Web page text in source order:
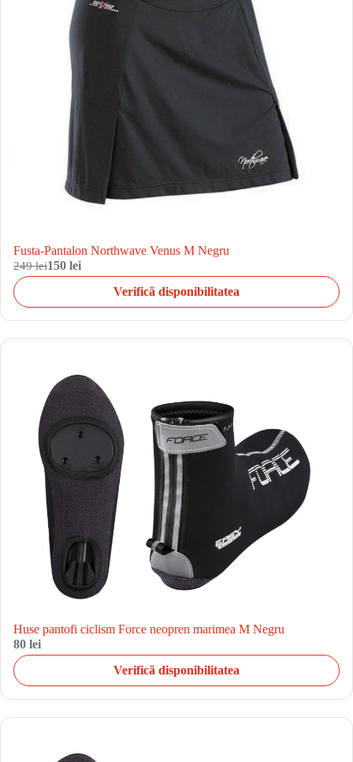
Fusta-Pantalon Northwave Venus M Negru
249 lei150 lei
Verifică disponibilitatea
Huse pantofi ciclism Force neopren marimea M Negru
80 lei
Verifică disponibilitatea